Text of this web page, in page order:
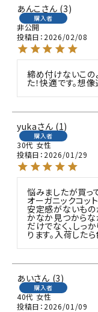
あんこ 3
購入者
非公開
投稿日 2026/02/08
締め付けないこの
た！快適です。想
yuka 1
購入者
30代 女性
投稿日 2026/01/29
悩みましたが買っ
オーガニックコッ
安定感がないもの
かなか見つからな
だけでなく、しっ
ります。入荷した
あい 3
購入者
40代 女性
投稿日 2026/01/09